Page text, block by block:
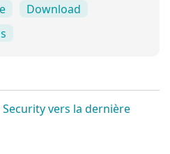
Download
Security vers la dernière